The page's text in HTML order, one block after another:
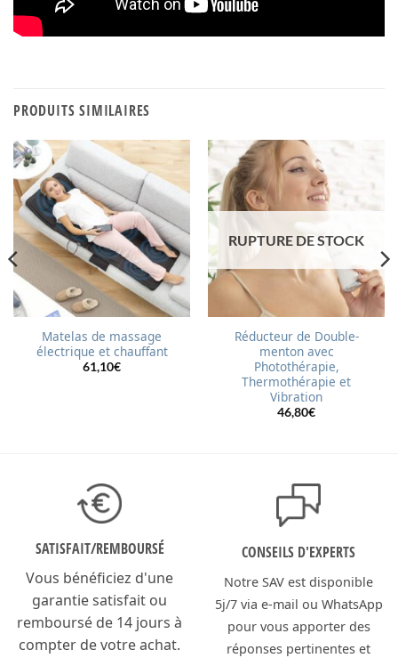
PRODUITS SIMILAIRES
Matelas de massage
électrique et chauffant
61,10€
RUPTURE DE STOCK
Réducteur de Double-
menton avec
Photothérapie,
Thermothérapie et
Vibration
46,80€
SATISFAIT/REMBOURSÉ
Vous bénéficiez d'une
garantie satisfait ou
remboursé de 14 jours à
compter de votre achat.
CONSEILS D'EXPERTS
Notre SAV est disponible
5j/7 via e-mail ou WhatsApp
pour vous apporter des
réponses pertinentes et